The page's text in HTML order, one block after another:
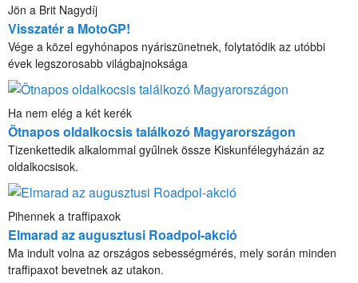
Jön a Brit Nagydíj
Visszatér a MotoGP!
Vége a közel egyhónapos nyáriszünetnek, folytatódik az utóbbi
évek legszorosabb világbajnoksága
Ha nem elég a két kerék
Ötnapos oldalkocsis találkozó Magyarországon
Tizenkettedik alkalommal gyűlnek össze Kiskunfélegyházán az
oldalkocsisok.
Pihennek a traffipaxok
Elmarad az augusztusi Roadpol-akció
Ma indult volna az országos sebességmérés, mely során minden
traffipaxot bevetnek az utakon.